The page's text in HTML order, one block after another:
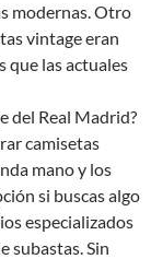
modernas. Otro
vintage eran
que las actuales
del Real Madrid?
camisetas
mano y los
si buscas algo
especializados
subastas. Sin